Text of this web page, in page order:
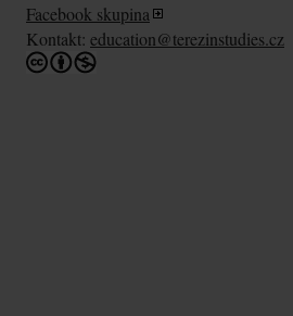
Facebook skupina
Kontakt: education@terezinstudies.cz